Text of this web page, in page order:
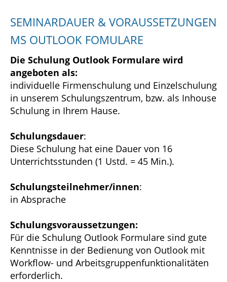
SEMINARDAUER & VORAUSSETZUNGEN
MS OUTLOOK FOMULARE
Die Schulung Outlook Formulare wird
angeboten als:
individuelle Firmenschulung und Einzelschulung
in unserem Schulungszentrum, bzw. als Inhouse
Schulung in Ihrem Hause.
Schulungsdauer:
Diese Schulung hat eine Dauer von 16
Unterrichtsstunden (1 Ustd. = 45 Min.).
Schulungsteilnehmer/innen:
in Absprache
Schulungsvoraussetzungen:
Für die Schulung Outlook Formulare sind gute
Kenntnisse in der Bedienung von Outlook mit
Workflow- und Arbeitsgruppenfunktionalitäten
erforderlich.